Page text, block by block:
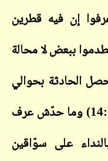
إن فيه قطرين
ببعض لا محالة
الحادثة بحوالي
ساعة إلا ربع ( من 14:12 إلى 14:53) وما حدّش عرف
على سوّاقين